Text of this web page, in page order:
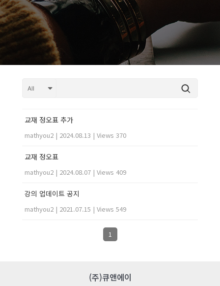
교재 정오표 추가
mathyou2 | 2024.08.13 | Views 370
교재 정오표
mathyou2 | 2024.08.07 | Views 409
강의 업데이트 공지
mathyou2 | 2021.07.15 | Views 549
1
(주)큐앤에이